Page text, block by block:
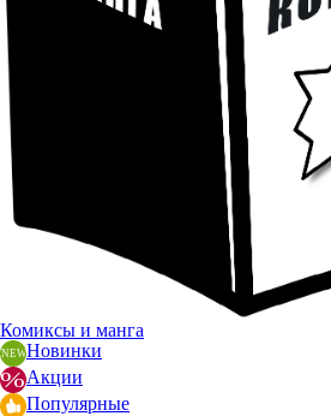
Комиксы и манга
Новинки
Акции
Популярные